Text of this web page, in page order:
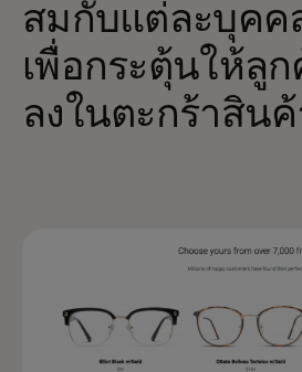
สมกับแต่ละบุคค
เพื่อกระตุ้นให้ลู
ลงในตะกร้าสินค้